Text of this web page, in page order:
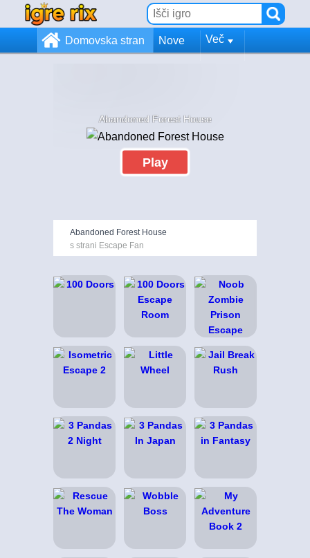
Domovska stran Nove Več
Abandoned Forest House
Play
Abandoned Forest House
s strani Escape Fan